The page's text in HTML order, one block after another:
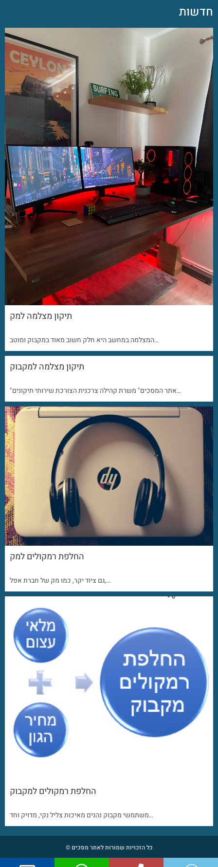
חדשות
תיקון מצלמה למק
המצלמה במחשב היא חלק חשוב מאוד במקבוק ומוטב…
תיקון מצלמה למקבוק
"אתר המסכים" משרת קהילה צרכנית הצורכת שירותי תיקונים…
החלפת רמקולים למק
גם ציוד יקר, כמו מק של חברת אפל,…
החלפת רמקולים למקבוק
משתמשי מקבוק נהנים מאיכות צליל נקי, מדויק וחד…
כל הזכויות שמורות לאתר מסכים ©